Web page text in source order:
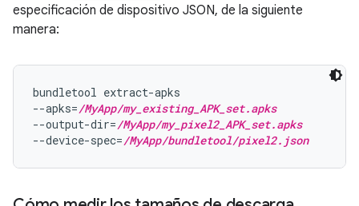
especificación de dispositivo JSON, de la siguiente
manera:
bundletool extract-apks
--apks=/MyApp/my_existing_APK_set.apks
--output-dir=/MyApp/my_pixel2_APK_set.apks
--device-spec=/MyApp/bundletool/pixel2.json